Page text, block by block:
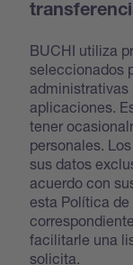
BUCHI utiliza
seleccionados
administrativas
aplicaciones.
tener
personales.
sus datos
acuerdo con
esta Política
facilitarle una
solicita.